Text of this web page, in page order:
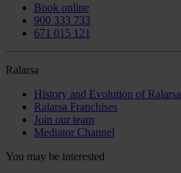
Book online
900 333 733
671 015 121
Ralarsa
History and Evolution of Ralarsa
Ralarsa Franchises
Join our team
Mediator Channel
You may be interested